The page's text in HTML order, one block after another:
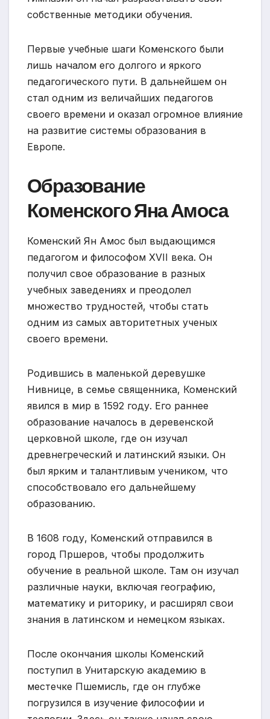
собственные методики обучения.
Первые учебные шаги Коменского были
лишь началом его долгого и яркого
педагогического пути. В дальнейшем он
стал одним из величайших педагогов
своего времени и оказал огромное влияние
на развитие системы образования в
Европе.
Образование
Коменского Яна Амоса
Коменский Ян Амос был выдающимся
педагогом и философом XVII века. Он
получил свое образование в разных
учебных заведениях и преодолел
множество трудностей, чтобы стать
одним из самых авторитетных ученых
своего времени.
Родившись в маленькой деревушке
Нивнице, в семье священника, Коменский
явился в мир в 1592 году. Его раннее
образование началось в деревенской
церковной школе, где он изучал
древнегреческий и латинский языки. Он
был ярким и талантливым учеником, что
способствовало его дальнейшему
образованию.
В 1608 году, Коменский отправился в
город Пршеров, чтобы продолжить
обучение в реальной школе. Там он изучал
различные науки, включая географию,
математику и риторику, и расширял свои
знания в латинском и немецком языках.
После окончания школы Коменский
поступил в Унитарскую академию в
местечке Пшемисль, где он глубже
погрузился в изучение философии и